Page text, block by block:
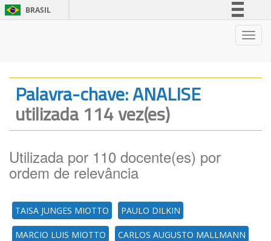
BRASIL
Legislação
Palavra-chave: ANALISE
utilizada 114 vez(es)
Utilizada por 110 docente(es) por
ordem de relevância
TAISA JUNGES MIOTTO PAULO DILKIN
MARCIO LUIS MIOTTO CARLOS AUGUSTO MALLMANN